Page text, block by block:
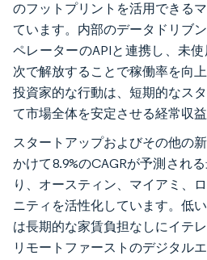
のフットプリントを活用できる
ています。内部のデータドリブ
ペレーターのAPIと連携し、未
次で解放することで稼働率を向
投資家的な行動は、短期的なス
て市場全体を安定させる経常収益
スタートアップおよびその他の
かけて8.9%のCAGRが予測され
り、オースティン、マイアミ、
ニティを活性化しています。低
は長期的な家賃負担なしにイテ
リモートファーストのデジタル